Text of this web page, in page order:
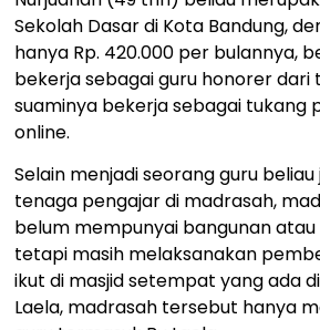
Sekolah Dasar di Kota Bandung,
hanya Rp. 420.000 per bulannya,
bekerja sebagai guru honorer dari
suaminya bekerja sebagai tukang
online.
Selain menjadi seorang guru
tenaga pengajar di madrasah,
belum mempunyai bangunan
tetapi masih melaksanakan
ikut di masjid setempat yang ada
Laela, madrasah tersebut hanya